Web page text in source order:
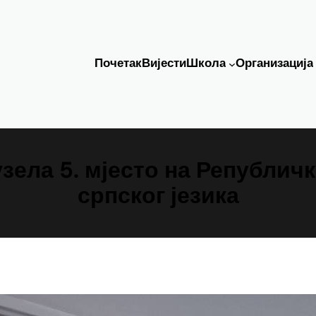
ПочетакВијестиШкола Организација
5. мјесто на
српског језика